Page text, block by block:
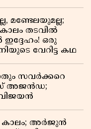
മണ്ടേലയുമല്ല;
തടവിൽ
ഒരു
വേറിട്ട കഥ
സവർക്കറെ
അജൻഡ;
വിജയൻ
കാലം; അർജുൻ